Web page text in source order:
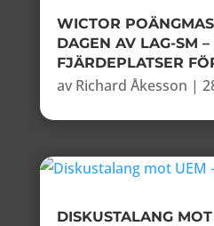
WICTOR
DAGEN AV LAG-SM
FJÄRDEPLATSER
av Richard Åkesson |
DISKUSTALANG